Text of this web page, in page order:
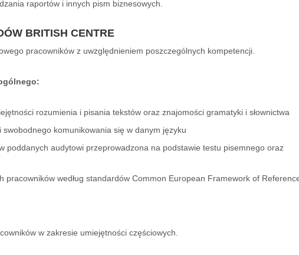
raportów i innych pism biznesowych.
BRITISH CENTRE
pracowników z uwzględnieniem poszczególnych kompetencji.
rozumienia i pisania tekstów oraz znajomości gramatyki i słownictwa
komunikowania się w danym języku
poddanych audytowi przeprowadzona na podstawie testu pisemnego oraz
pracowników według standardów Common European Framework of
w zakresie umiejętności częściowych.